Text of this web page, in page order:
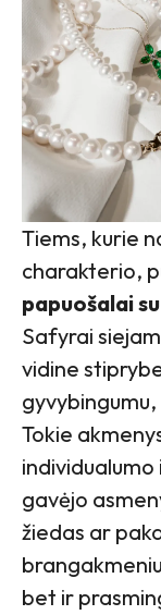
Tiems, kurie
charakterio,
papuošalai
Safyrai
vidine
Tokie
gavėjo
žiedas ar
bet ir